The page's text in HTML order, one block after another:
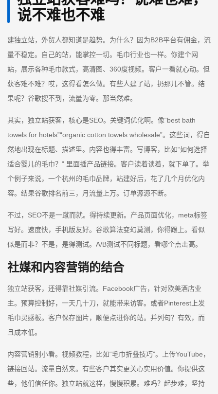
说不难也不难
建独立站，外贸人都知道是趋势。为什么？因为B2B平台有佣金，流
量不稳定。自己的站，能掌控一切。毛巾行业也一样。你建个网
站，展示各种毛巾款式，高清图、360度视频。客户一看就心动。但
获客难不难？哎，这得看怎么做。有些人建了站，扔那儿不管。结
果呢？谷歌搜不到，流量为零。那当然难。
其实，独立站获客，核心是SEO。关键词优化啊。像“best bath
towels for hotels”“organic cotton towels wholesale”。这些词，得自
然地出现在标题、描述里。内容也得丰富。写博客，比如“如何选择
适合婴儿的毛巾？” 里面插产品链接。客户读着读着，就下单了。举
个例子来说，一个杭州的毛巾品牌，站建好后，花了几个月优化内
容。结果谷歌排名前三，月流量上万。订单源源不断。
不过，SEO不是一蹴而就。得持续更新。产品页面优化，meta标签
写好。速度快，手机版友好。谷歌算法变幻莫测，你得跟上。看似
似是而非？不是，是得测试。A/B测试不同标题，看哪个点击高。
社媒和内容营销的结合
独立站获客，还得靠社媒引流。Facebook广告，针对欧美酒店业
主。预算控制好，一天几十刀，就能带来访客。或者Pinterest上发
毛巾灵感板。客户保存图片，顺便点进你的站。并列句？有效，而
且成本低。
内容营销别小看。视频教程，比如“毛巾折叠技巧”。上传YouTube，
链接回站。流量自然来。有些客户其实更关心实用价值。你提供这
些，他们信任你。独立站就这样，慢慢积累。难吗？起步难，坚持